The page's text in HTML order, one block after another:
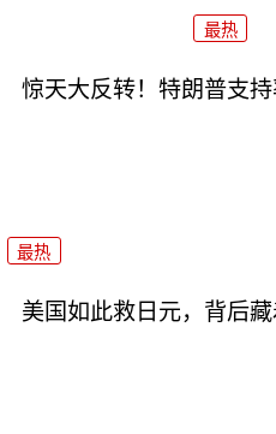
最热
惊天大反转！特朗普支
最热
美国如此救日元，背后